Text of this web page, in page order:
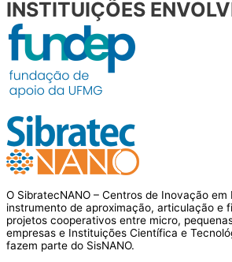
INSTITUIÇÕES
O SibratecNANO – Centros de Inovação
instrumento de aproximação, articulação e
projetos cooperativos entre micro,
empresas e Instituições Científica e
fazem parte do SisNANO.